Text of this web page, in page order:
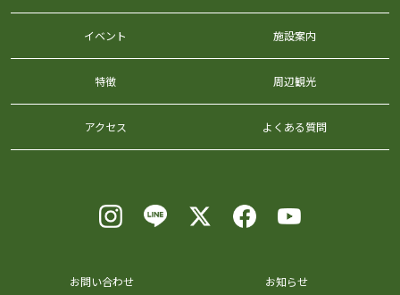
イベント 施設案内
特徴 周辺観光
アクセス よくある質問
お問い合わせ お知らせ